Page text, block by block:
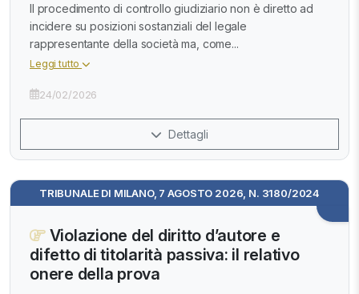
Il procedimento di controllo giudiziario non è diretto ad
incidere su posizioni sostanziali del legale
rappresentante della società ma, come...
Leggi tutto
24/02/2026
Dettagli
TRIBUNALE DI MILANO, 7 AGOSTO 2026, N. 3180/2024
Violazione del diritto d’autore e
difetto di titolarità passiva: il relativo
onere della prova